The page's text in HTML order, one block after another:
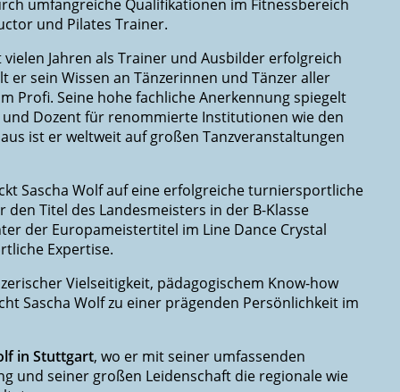
umfangreiche Qualifikationen im Fitnessbereich
und Pilates Trainer.
Jahren als Trainer und Ausbilder erfolgreich
sein Wissen an Tänzerinnen und Tänzer aller
Profi. Seine hohe fachliche Anerkennung spiegelt
Dozent für renommierte Institutionen wie den
ist er weltweit auf großen Tanzveranstaltungen
Sascha Wolf auf eine erfolgreiche turniersportliche
den Titel des Landesmeisters in der B-Klasse
der Europameistertitel im Line Dance Crystal
Expertise.
Vielseitigkeit, pädagogischem Know-how
Sascha Wolf zu einer prägenden Persönlichkeit im
in Stuttgart, wo er mit seiner umfassenden
und seiner großen Leidenschaft die regionale wie